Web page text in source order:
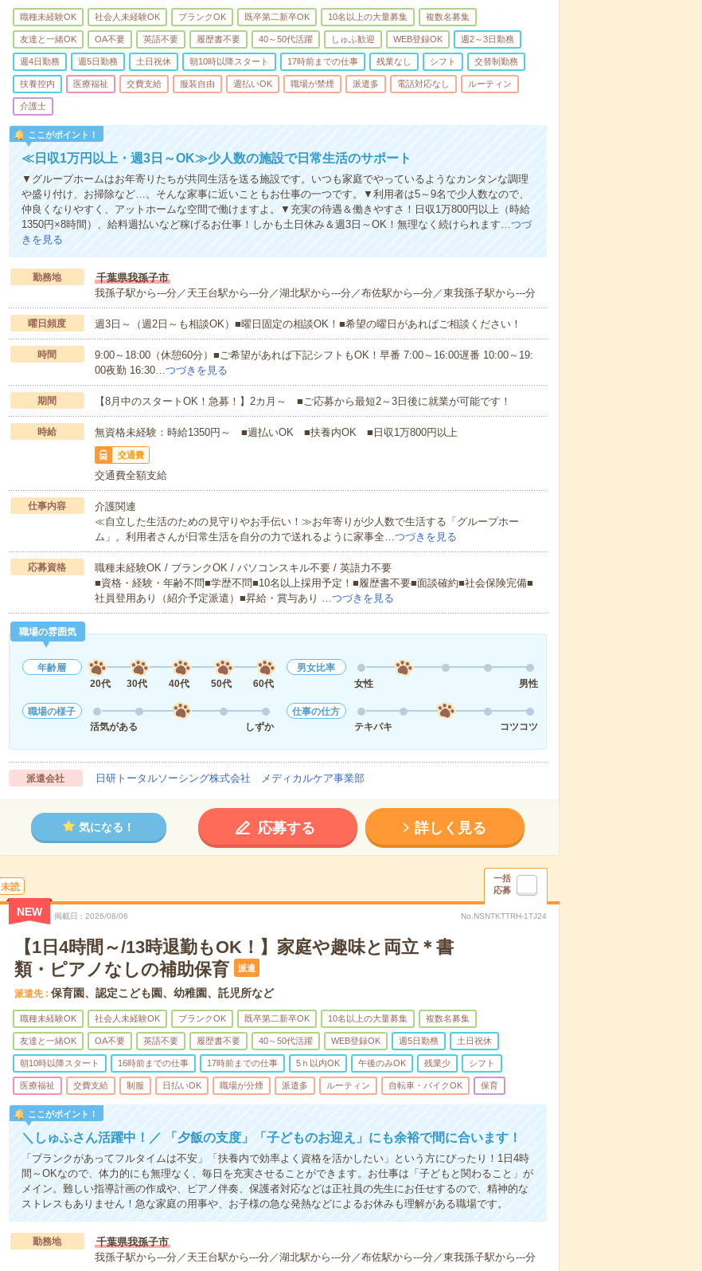
職種未経験OK 社会人未経験OK ブランクOK 既卒第二新卒OK 10名以上の大量募集 複数名募集
友達と一緒OK OA不要 英語不要 履歴書不要 40～50代活躍 しゅふ歓迎 WEB登録OK 週2～3日勤務
週4日勤務 週5日勤務 土日祝休 朝10時以降スタート 17時前までの仕事 残業なし シフト 交替制勤務
扶養控内 医療福祉 交費支給 服装自由 週払いOK 職場が禁煙 派遣多 電話対応なし ルーティン
介護士
ここがポイント！
≪日収1万円以上・週3日～OK≫少人数の施設で日常生活のサポート
▼グループホームはお年寄りたちが共同生活を送る施設です。いつも家庭でやっているようなカンタンな調理
や盛り付け、お掃除など…。そんな家事に近いこともお仕事の一つです。▼利用者は5～9名で少人数なので、
仲良くなりやすく、アットホームな空間で働けますよ。▼充実の待遇＆働きやすさ！日収1万800円以上（時給
1350円×8時間）、給料週払いなど稼げるお仕事！しかも土日休み＆週3日～OK！無理なく続けられます…つづ
きを見る
勤務地
千葉県我孫子市
我孫子駅から---分／天王台駅から---分／湖北駅から---分／布佐駅から---分／東我孫子駅から---分
曜日頻度 週3日～（週2日～も相談OK）■曜日固定の相談OK！■希望の曜日があればご相談ください！
時間
9:00～18:00（休憩60分）■ご希望があれば下記シフトもOK！早番 7:00～16:00遅番 10:00～19:
00夜勤 16:30…つづきを見る
期間 【8月中のスタートOK！急募！】2カ月～ ■ご応募から最短2～3日後に就業が可能です！
時給 無資格未経験：時給1350円～ ■週払いOK ■扶養内OK ■日収1万800円以上
交通費
交通費全額支給
仕事内容
介護関連
≪自立した生活のための見守りやお手伝い！≫お年寄りが少人数で生活する「グループホー
ム」。利用者さんが日常生活を自分の力で送れるように家事全…つづきを見る
応募資格
職種未経験OK / ブランクOK / パソコンスキル不要 / 英語力不要
■資格・経験・年齢不問■学歴不問■10名以上採用予定！■履歴書不要■面談確約■社会保険完備■
社員登用あり（紹介予定派遣）■昇給・賞与あり …つづきを見る
職場の雰囲気
年齢層
20代
30代 40代 50代 60代
男女比率
女性
男性
職場の様子
活気がある
しずか
仕事の仕方
テキパキ
コツコツ
派遣会社 日研トータルソーシング株式会社 メディカルケア事業部
気になる！ 応募する 詳しく見る
未読
一括
応募
NEW 掲載日 2026/08/06 No.NSNTKTTRH-1TJ24
【1日4時間～/13時退勤もOK！】家庭や趣味と両立＊書
類・ピアノなしの補助保育
派遣
派遣先 保育園、認定こども園、幼稚園、託児所など
職種未経験OK 社会人未経験OK ブランクOK 既卒第二新卒OK 10名以上の大量募集 複数名募集
友達と一緒OK OA不要 英語不要 履歴書不要 40～50代活躍 WEB登録OK 週5日勤務 土日祝休
朝10時以降スタート 16時前までの仕事 17時前までの仕事 5ｈ以内OK 午後のみOK 残業少 シフト
医療福祉 交費支給 制服 日払いOK 職場が分煙 派遣多 ルーティン 自転車・バイクOK 保育
ここがポイント！
＼しゅふさん活躍中！／ 「夕飯の支度」「子どものお迎え」にも余裕で間に合います！
「ブランクがあってフルタイムは不安」「扶養内で効率よく資格を活かしたい」という方にぴったり！1日4時
間～OKなので、体力的にも無理なく、毎日を充実させることができます。お仕事は「子どもと関わること」が
メイン。難しい指導計画の作成や、ピアノ伴奏、保護者対応などは正社員の先生にお任せするので、精神的な
ストレスもありません！急な家庭の用事や、お子様の急な発熱などによるお休みも理解がある職場です。
勤務地
千葉県我孫子市
我孫子駅から---分／天王台駅から---分／湖北駅から---分／布佐駅から---分／東我孫子駅から---分